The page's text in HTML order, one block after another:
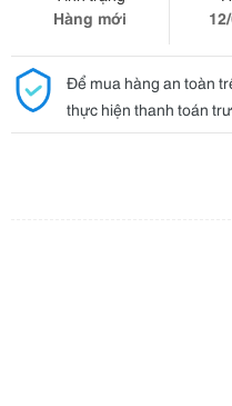
Hàng mới
Để mua hàng an toàn
thực hiện thanh toán